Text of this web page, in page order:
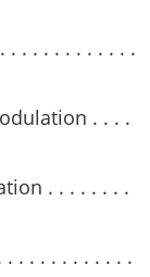
. . . . . . . . . . . .
. . . .
. . . . . . . .
. . . . . . . . . . .